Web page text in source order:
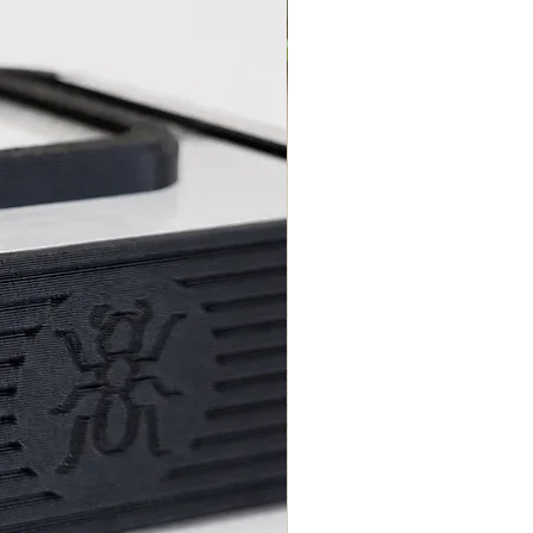
het algemeen rustig en goed
majors kunnen bij verstoring
agressief zolang de kolonie met
altijd voor een goed
opstelling en stabiele